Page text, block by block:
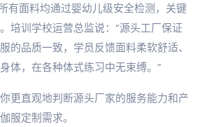
有面料均通过婴幼儿级安全检测，关键
培训学校运营总监说：“源头工厂保证
的品质一致，学员反馈面料柔软舒适、
体，在各种体式练习中无束缚。”
更直观地判断源头厂家的服务能力和产
服定制需求。